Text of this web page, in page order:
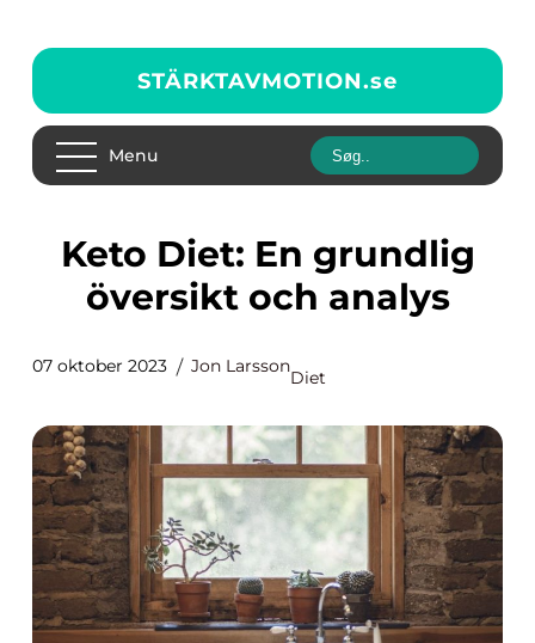
STÄRKTAVMOTION.se
Menu
Keto Diet: En grundlig
översikt och analys
07 oktober 2023 Jon Larsson
Diet